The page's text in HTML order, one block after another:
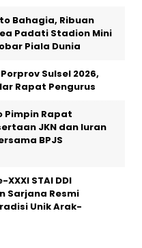
Bahagia, Ribuan
Padati Stadion Mini
Piala Dunia
Sulsel 2026,
Rapat Pengurus
Pimpin Rapat
JKN dan Iuran
BPJS
STAI DDI
Sarjana Resmi
Unik Arak-